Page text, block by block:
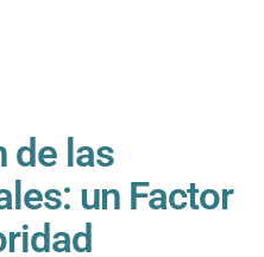
de las
un Factor